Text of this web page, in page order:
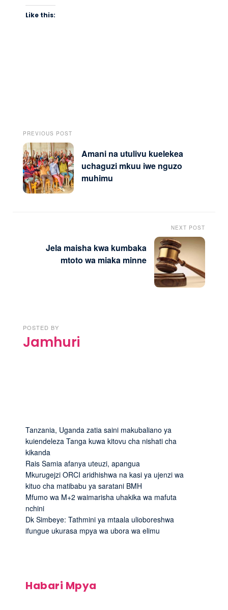
Like this:
PREVIOUS POST
Amani na utulivu kuelekea
uchaguzi mkuu iwe nguzo
muhimu
NEXT POST
Jela maisha kwa kumbaka
mtoto wa miaka minne
POSTED BY
Jamhuri
Tanzania, Uganda zatia saini makubaliano ya
kuiendeleza Tanga kuwa kitovu cha nishati cha
kikanda
Rais Samia afanya uteuzi, apangua
Mkurugejzi ORCI aridhishwa na kasi ya ujenzi wa
kituo cha matibabu ya saratani BMH
Mfumo wa M+2 waimarisha uhakika wa mafuta
nchini
Dk Simbeye: Tathmini ya mtaala ulioboreshwa
ifungue ukurasa mpya wa ubora wa elimu
Habari Mpya